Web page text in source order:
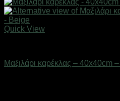
Quick View
Μαξιλάρι καρέκλας – 40x40cm